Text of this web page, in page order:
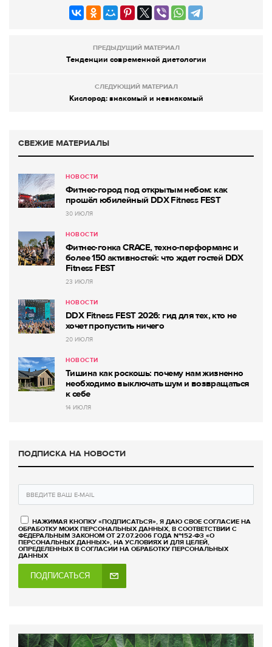
ПРЕДЫДУЩИЙ МАТЕРИАЛ
Тенденции современной диетологии
СЛЕДУЮЩИЙ МАТЕРИАЛ
Кислород: знакомый и незнакомый
СВЕЖИЕ МАТЕРИАЛЫ
НОВОСТИ
Фитнес-город под открытым небом: как
прошёл юбилейный DDX Fitness FEST
30 ИЮЛЯ
НОВОСТИ
Фитнес-гонка CRACE, техно-перформанс и
более 150 активностей: что ждет гостей DDX
Fitness FEST
23 ИЮЛЯ
НОВОСТИ
DDX Fitness FEST 2026: гид для тех, кто не
хочет пропустить ничего
20 ИЮЛЯ
НОВОСТИ
Тишина как роскошь: почему нам жизненно
необходимо выключать шум и возвращаться
к себе
14 ИЮЛЯ
ПОДПИСКА НА НОВОСТИ
НАЖИМАЯ КНОПКУ «ПОДПИСАТЬСЯ», Я ДАЮ СВОЕ СОГЛАСИЕ НА
ОБРАБОТКУ МОИХ ПЕРСОНАЛЬНЫХ ДАННЫХ, В СООТВЕТСТВИИ С
ФЕДЕРАЛЬНЫМ ЗАКОНОМ ОТ 27.07.2006 ГОДА №152-ФЗ «О
ПЕРСОНАЛЬНЫХ ДАННЫХ», НА УСЛОВИЯХ И ДЛЯ ЦЕЛЕЙ,
ОПРЕДЕЛЕННЫХ В СОГЛАСИИ НА ОБРАБОТКУ ПЕРСОНАЛЬНЫХ
ДАННЫХ
ПОДПИСАТЬСЯ